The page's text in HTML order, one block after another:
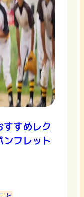
すめレク
ンフレット